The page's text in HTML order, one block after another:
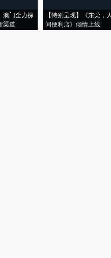
澳门全力探
渠道
【特别呈现】《东莞，人
间便利店》倾情上线